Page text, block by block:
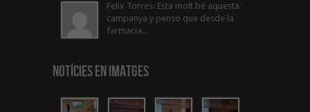
Felix Torres: Esta molt bé aquesta
campanya y penso que desde la
farmacia...
Notícies en Imatges